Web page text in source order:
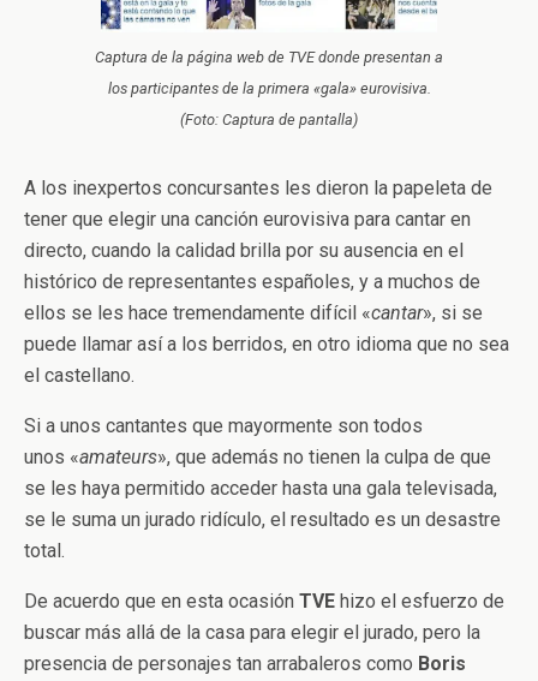
Captura de la página web de TVE donde presentan a
los participantes de la primera «gala» eurovisiva.
(Foto: Captura de pantalla)
A los inexpertos concursantes les dieron la papeleta de
tener que elegir una canción eurovisiva para cantar en
directo, cuando la calidad brilla por su ausencia en el
histórico de representantes españoles, y a muchos de
ellos se les hace tremendamente difícil «cantar», si se
puede llamar así a los berridos, en otro idioma que no sea
el castellano.
Si a unos cantantes que mayormente son todos
unos «amateurs», que además no tienen la culpa de que
se les haya permitido acceder hasta una gala televisada,
se le suma un jurado ridículo, el resultado es un desastre
total.
De acuerdo que en esta ocasión TVE hizo el esfuerzo de
buscar más allá de la casa para elegir el jurado, pero la
presencia de personajes tan arrabaleros como Boris